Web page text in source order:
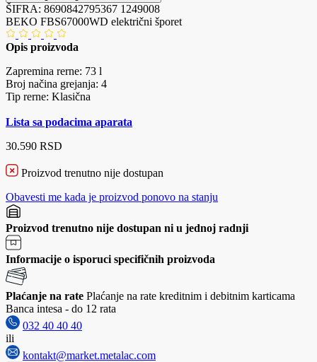
ŠIFRA: 8690842795367 1249008
BEKO FBS67000WD električni šporet
Opis proizvoda
Zapremina rerne: 73 l
Broj načina grejanja: 4
Tip rerne: Klasična
Lista sa podacima aparata
30.590 RSD
Proizvod trenutno nije dostupan
Obavesti me kada je proizvod ponovo na stanju
Proizvod trenutno nije dostupan ni u jednoj radnji
Informacije o isporuci specifičnih proizvoda
Plaćanje na rate Plaćanje na rate kreditnim i debitnim karticama
Banca intesa - do 12 rata
032 40 40 40
ili
kontakt@market.metalac.com